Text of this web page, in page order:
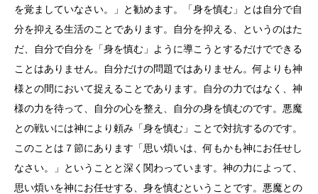
を覚ましていなさい。」と勧めます。「身を慎む」とは自分で自
分を抑える生活のことであります。自分を抑える、というのはた
だ、自分で自分を「身を慎む」ように導こうとするだけでできる
ことはありません。自分だけの問題ではありません。何よりも神
様との間において捉えることであります。自分の力ではなく、神
様の力を待って、自分の心を整え、自分の身を慎むのです。悪魔
との戦いには神により頼み「身を慎む」ことで対抗するのです。
このことは７節にあります「思い煩いは、何もかも神にお任せし
なさい。」ということと深く関わっています。神の力によって、
思い煩いを神にお任せする、身を慎むということです。悪魔との